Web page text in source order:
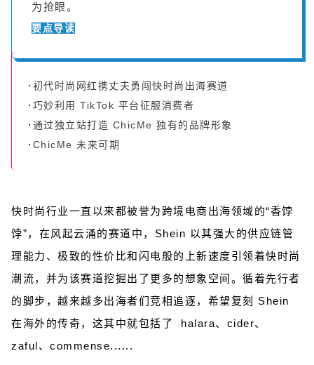
为抢眼。
要点导读
· 初代时尚网红携丈夫勇闯快时尚出海赛道
· 巧妙利用 TikTok 平台征服消费者
· 通过独立站打造 ChicMe 独有的品牌形象
· ChicMe 未来可期
快时尚行业一直以来都被誉为跨境电商出海领域的“香饽
饽”，在风起云涌的赛道中，Shein 以其强大的供应链管
理能力、极致的性价比和闪电般的上新速度引领着快时尚
潮流，并为该赛道挖掘出了更多的想象空间。循着先行者
的脚步，越来越多出海者们竞相追逐，希望复刻 Shein
在海外的传奇，这其中就包括了 halara、cider、
zaful、commense......